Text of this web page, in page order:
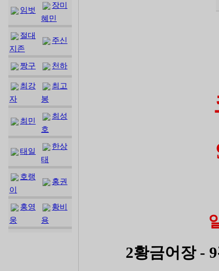
임벗
장미
혜민
절대
지존
주신
짱구 천하
최강
자
최고
봉
최민
최성
호
태일
한상
태
호랭
이
홍권
홍영
웅
황비
용
2황금어장 -